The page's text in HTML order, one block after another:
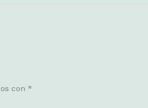
con *